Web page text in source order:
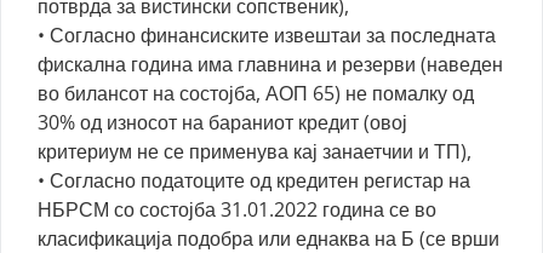
потврда за вистински сопственик),
• Согласно финансиските извештаи за последната
фискална година има главнина и резерви (наведен
во билансот на состојба, АОП 65) не помалку од
30% од износот на бараниот кредит (овој
критериум не се применува кај занаетчии и ТП),
• Согласно податоците од кредитен регистар на
НБРСМ со состојба 31.01.2022 година се во
класификација подобра или еднаква на Б (се врши